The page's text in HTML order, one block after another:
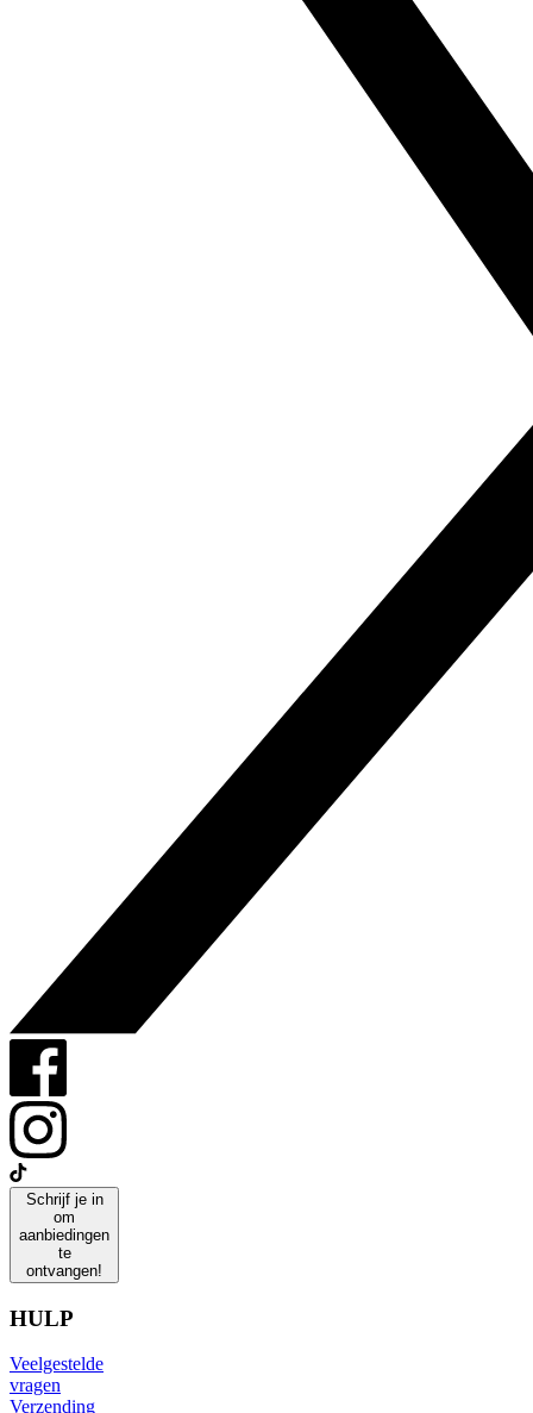
Schrijf je in
om
aanbiedingen
te
ontvangen!
HULP
Veelgestelde
vragen
Verzending